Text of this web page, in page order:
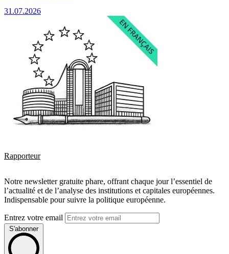
31.07.2026
Rapporteur
Notre newsletter gratuite phare, offrant chaque jour l’essentiel de
l’actualité et de l’analyse des institutions et capitales européennes.
Indispensable pour suivre la politique européenne.
Entrez votre email
S'abonner